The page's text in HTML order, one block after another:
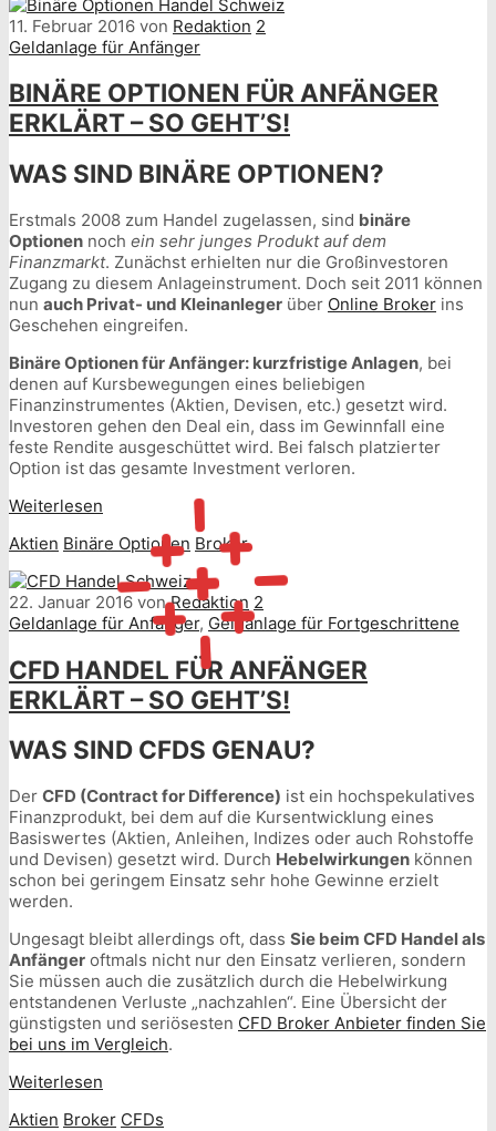
11. Februar 2016 von Redaktion 2
Geldanlage für Anfänger
BINÄRE OPTIONEN FÜR ANFÄNGER
ERKLÄRT – SO GEHT’S!
WAS SIND BINÄRE OPTIONEN?
Erstmals 2008 zum Handel zugelassen, sind binäre
Optionen noch ein sehr junges Produkt auf dem
Finanzmarkt. Zunächst erhielten nur die Großinvestoren
Zugang zu diesem Anlageinstrument. Doch seit 2011 können
nun auch Privat- und Kleinanleger über Online Broker ins
Geschehen eingreifen.
Binäre Optionen für Anfänger: kurzfristige Anlagen, bei
denen auf Kursbewegungen eines beliebigen
Finanzinstrumentes (Aktien, Devisen, etc.) gesetzt wird.
Investoren gehen den Deal ein, dass im Gewinnfall eine
feste Rendite ausgeschüttet wird. Bei falsch platzierter
Option ist das gesamte Investment verloren.
Weiterlesen
Aktien Binäre Optionen Broker
22. Januar 2016 vonRedaktion 2
Geldanlage für Anfänger, Geldanlage für Fortgeschrittene
CFD HANDEL FÜR ANFÄNGER
ERKLÄRT – SO GEHT’S!
WAS SIND CFDS GENAU?
Der CFD (Contract for Difference) ist ein hochspekulatives
Finanzprodukt, bei dem auf die Kursentwicklung eines
Basiswertes (Aktien, Anleihen, Indizes oder auch Rohstoffe
und Devisen) gesetzt wird. Durch Hebelwirkungen können
schon bei geringem Einsatz sehr hohe Gewinne erzielt
werden.
Ungesagt bleibt allerdings oft, dass Sie beim CFD Handel als
Anfänger oftmals nicht nur den Einsatz verlieren, sondern
Sie müssen auch die zusätzlich durch die Hebelwirkung
entstandenen Verluste „nachzahlen“. Eine Übersicht der
günstigsten und seriösesten CFD Broker Anbieter finden Sie
bei uns im Vergleich.
Weiterlesen
Aktien Broker CFDs